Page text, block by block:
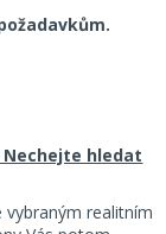
hledat
realitním